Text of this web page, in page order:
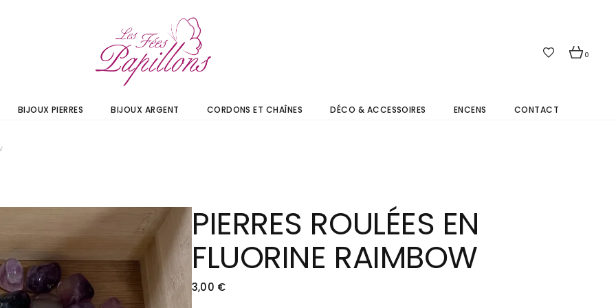
0
BIJOUX PIERRES BIJOUX ARGENT CORDONS ET CHAÎNES DÉCO & ACCESSOIRES ENCENS CONTACT
PIERRES ROULÉES EN
FLUORINE RAIMBOW
3,00 €